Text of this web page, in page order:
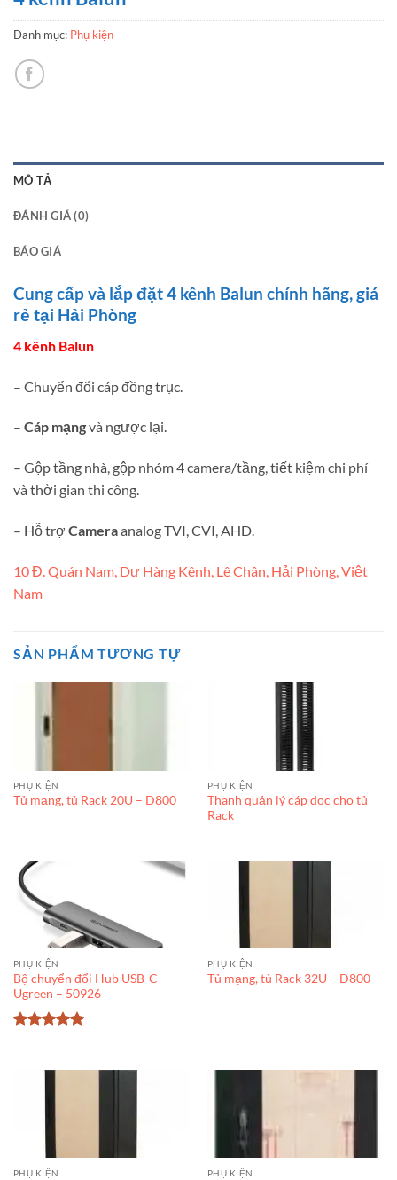
Danh mục: Phụ kiện
MÔ TẢ
ĐÁNH GIÁ (0)
BÁO GIÁ
Cung cấp và lắp đặt 4 kênh Balun chính hãng, giá
rẻ tại Hải Phòng
4 kênh Balun
– Chuyển đổi cáp đồng trục.
– Cáp mạngvà ngược lại.
– Gộp tầng nhà, gộp nhóm 4 camera/tầng, tiết kiệm chi phí
và thời gian thi công.
– Hỗ trợ Cameraanalog TVI, CVI, AHD.
10 Đ. Quán Nam, Dư Hàng Kênh, Lê Chân, Hải Phòng, Việt
Nam
SẢN PHẨM TƯƠNG TỰ
PHỤ KIỆN
Tủ mạng, tủ Rack 20U – D800
PHỤ KIỆN
Thanh quản lý cáp dọc cho tủ
Rack
PHỤ KIỆN
Bộ chuyển đổi Hub USB-C
Ugreen – 50926
PHỤ KIỆN
Tủ mạng, tủ Rack 32U – D800
PHỤ KIỆN PHỤ KIỆN